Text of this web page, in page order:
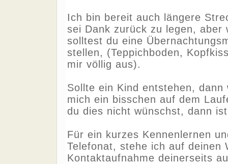
Ich bin bereit auch längere
sei Dank zurück zu legen, aber
solltest du eine
stellen, (Teppichboden,
mir völlig aus).
Sollte ein Kind entstehen,
mich ein bisschen auf dem
du dies nicht wünschst, dann
Für ein kurzes Kennenlernen
Telefonat, stehe ich auf deinen
Kontaktaufnahme deinerseits